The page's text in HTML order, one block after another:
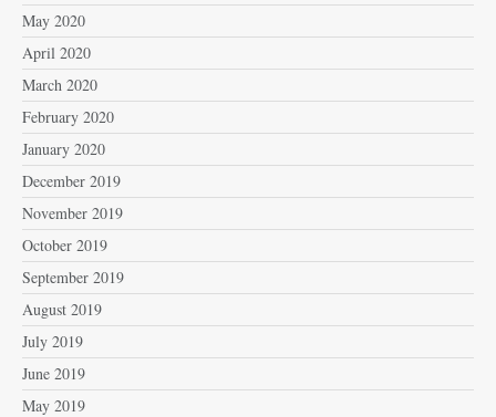
May 2020
April 2020
March 2020
February 2020
January 2020
December 2019
November 2019
October 2019
September 2019
August 2019
July 2019
June 2019
May 2019